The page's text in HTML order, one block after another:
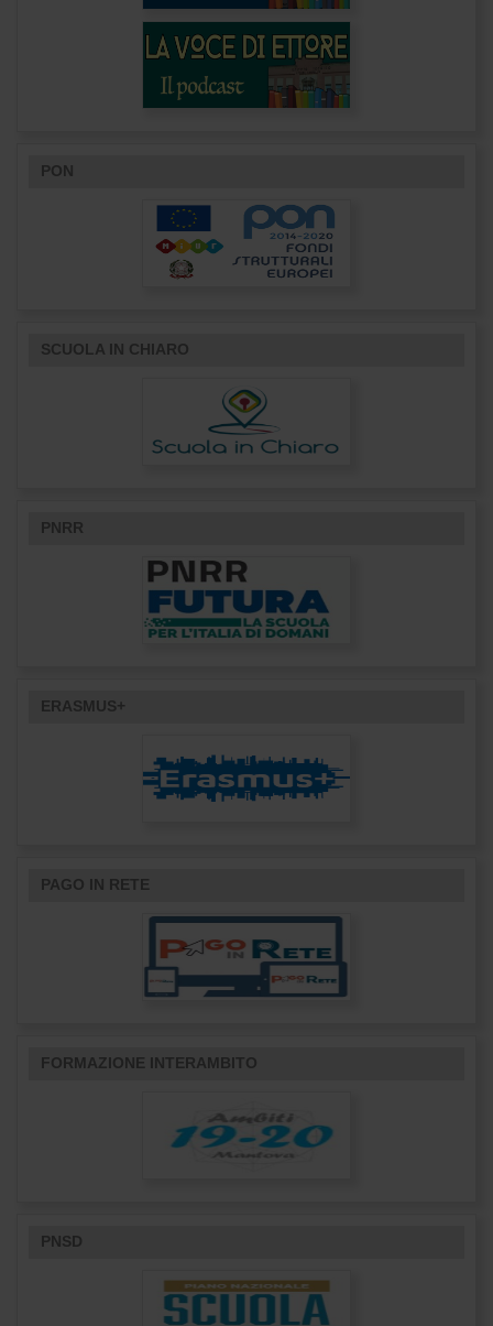
PON
SCUOLA IN CHIARO
PNRR
ERASMUS+
PAGO IN RETE
FORMAZIONE INTERAMBITO
PNSD